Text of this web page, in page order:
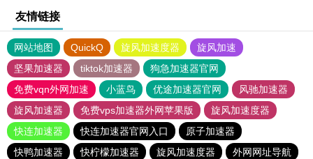
友情链接
网站地图 QuickQ 旋风加速度器
旋风加速
坚果加速器
tiktok加速器
狗急加速器官网
免费vqn外网加速
小蓝鸟 优途加速器官网
风驰加速器
旋风加速器
免费vps加速器外网苹果版
旋风加速度器
快连加速器
快连加速器官网入口
原子加速器
快鸭加速器
快柠檬加速器 旋风加速度器
外网网址导航